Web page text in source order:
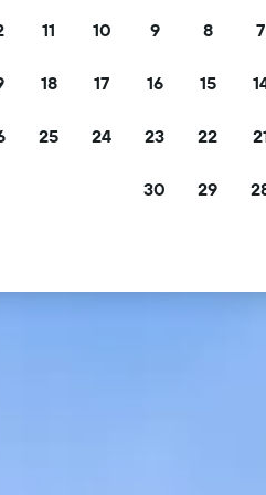
الملايين من التقييمات
اطلع على التقييمات المبنية على
الحقيقيين.
7
8
9
10
11
15
16
17
18
22
23
24
25
29
30